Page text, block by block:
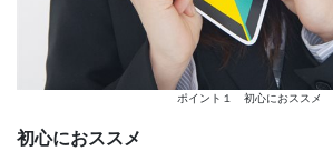
ポイント１ 初心におススメ
初心におススメ